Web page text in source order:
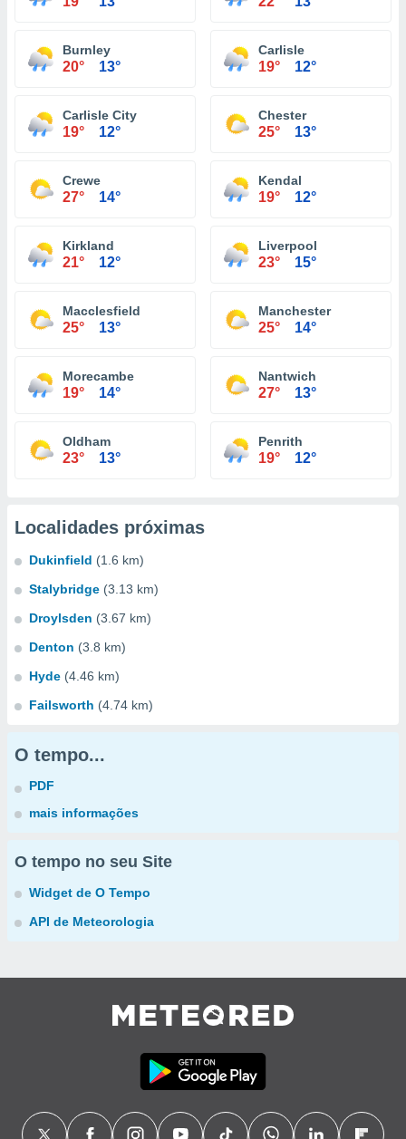
Burnley
20° 13°
Carlisle
19° 12°
Carlisle City
19° 12°
Chester
25° 13°
Crewe
27° 14°
Kendal
19° 12°
Kirkland
21° 12°
Liverpool
23° 15°
Macclesfield
25° 13°
Manchester
25° 14°
Morecambe
19° 14°
Nantwich
27° 13°
Oldham
23° 13°
Penrith
19° 12°
Localidades próximas
Dukinfield (1.6 km)
Stalybridge (3.13 km)
Droylsden (3.67 km)
Denton (3.8 km)
Hyde (4.46 km)
Failsworth (4.74 km)
O tempo...
PDF
mais informações
O tempo no seu Site
Widget de O Tempo
API de Meteorologia